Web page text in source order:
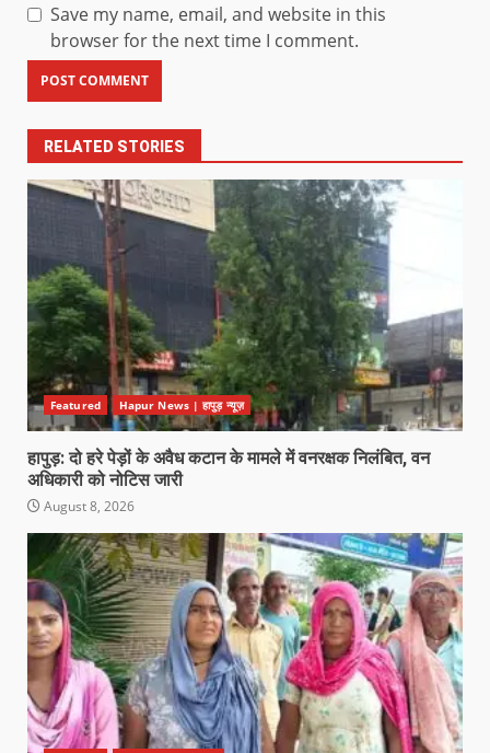
Save my name, email, and website in this
browser for the next time I comment.
RELATED STORIES
Featured Hapur News | हापुड़ न्यूज़
हापुड़: दो हरे पेड़ों के अवैध कटान के मामले में वनरक्षक निलंबित, वन
अधिकारी को नोटिस जारी
August 8, 2026